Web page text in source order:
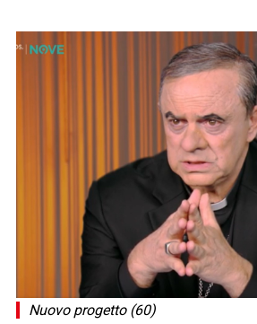
Nuovo progetto (60)